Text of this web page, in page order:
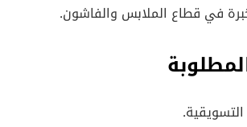
في قطاع الملابس والفاشون.
التسويقية.